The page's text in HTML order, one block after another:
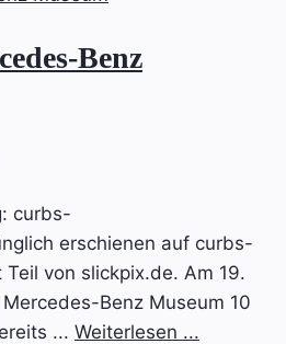
Benz
curbs-
erschienen auf curbs-
von slickpix.de. Am 19.
Benz Museum 10
... Weiterlesen ...